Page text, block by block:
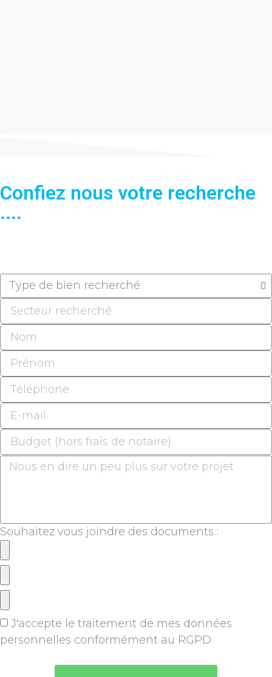
Confiez nous votre recherche
....
Souhaitez vous joindre des documents :
J'accepte le traitement de mes données
personnelles conformément au RGPD